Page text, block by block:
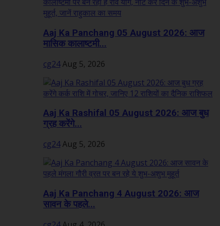
Aaj Ka Panchang 05 August 2026: आज
मासिक कालाष्टमी...
cg24Aug 5, 2026
Aaj Ka Rashifal 05 August 2026: आज बुध
ग्रह करेंगे...
cg24Aug 5, 2026
Aaj Ka Panchang 4 August 2026: आज
सावन के पहले...